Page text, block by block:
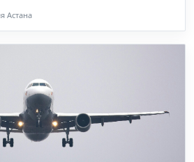
Астана